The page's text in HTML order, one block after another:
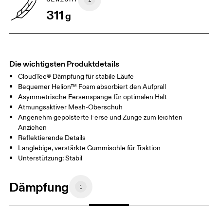
311 g
Die wichtigsten Produktdetails
CloudTec® Dämpfung für stabile Läufe
Bequemer Helion™ Foam absorbiert den Aufprall
Asymmetrische Fersenspange für optimalen Halt
Atmungsaktiver Mesh-Oberschuh
Angenehm gepolsterte Ferse und Zunge zum leichten
Anziehen
Reflektierende Details
Langlebige, verstärkte Gummisohle für Traktion
Unterstützung: Stabil
Dämpfung